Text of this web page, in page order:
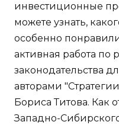
инвестиционные
можете узнать,
особенно
активная работа по
законодательства
авторами
Бориса Титова. Как
Западно-